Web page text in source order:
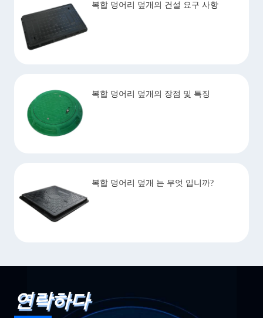
복합 덩어리 덮개의 건설 요구 사항
복합 덩어리 덮개의 장점 및 특징
복합 덩어리 덮개 는 무엇 입니까?
연락하다